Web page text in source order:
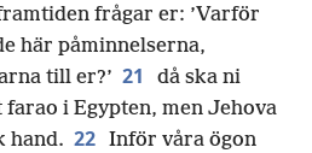
frågar er: ’Varför
här påminnelserna,
till er?’ 21
då ska ni
farao i Egypten, men Jehova
hand. 22 Inför våra ögon